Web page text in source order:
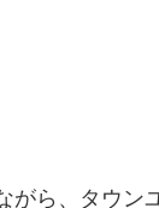
ら、タウ